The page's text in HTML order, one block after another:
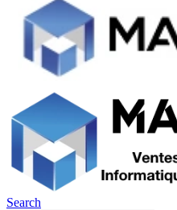
Search